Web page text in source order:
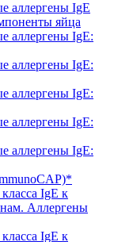
аллергены IgE
яйца
аллергены IgE:
аллергены IgE:
аллергены IgE:
аллергены IgE:
аллергены IgE:
IgE к
Аллергены
IgE к